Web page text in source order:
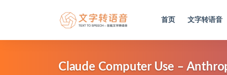
首页 文字转语音
Claude Computer Use –